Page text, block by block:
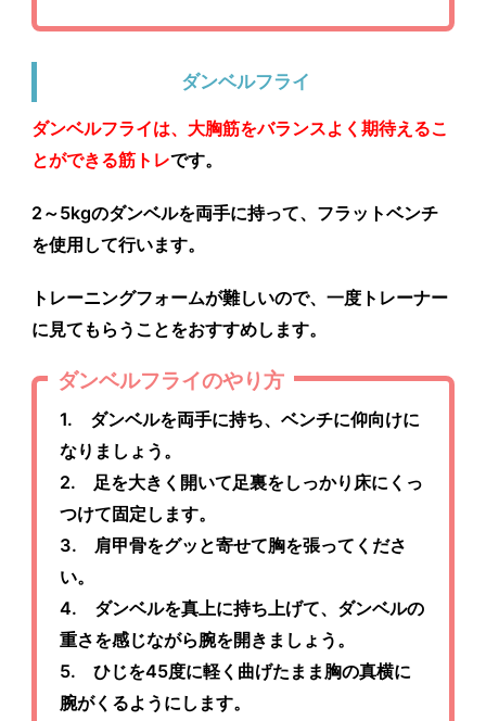
ダンベルフライ
ダンベルフライは、大胸筋をバランスよく期待えるこ
とができる筋トレです。
2～5kgのダンベルを両手に持って、フラットベンチ
を使用して行います。
トレーニングフォームが難しいので、一度トレーナー
に見てもらうことをおすすめします。
ダンベルフライのやり方
1. ダンベルを両手に持ち、ベンチに仰向けに
なりましょう。
2. 足を大きく開いて足裏をしっかり床にくっ
つけて固定します。
3. 肩甲骨をグッと寄せて胸を張ってくださ
い。
4. ダンベルを真上に持ち上げて、ダンベルの
重さを感じながら腕を開きましょう。
5. ひじを45度に軽く曲げたまま胸の真横に
腕がくるようにします。